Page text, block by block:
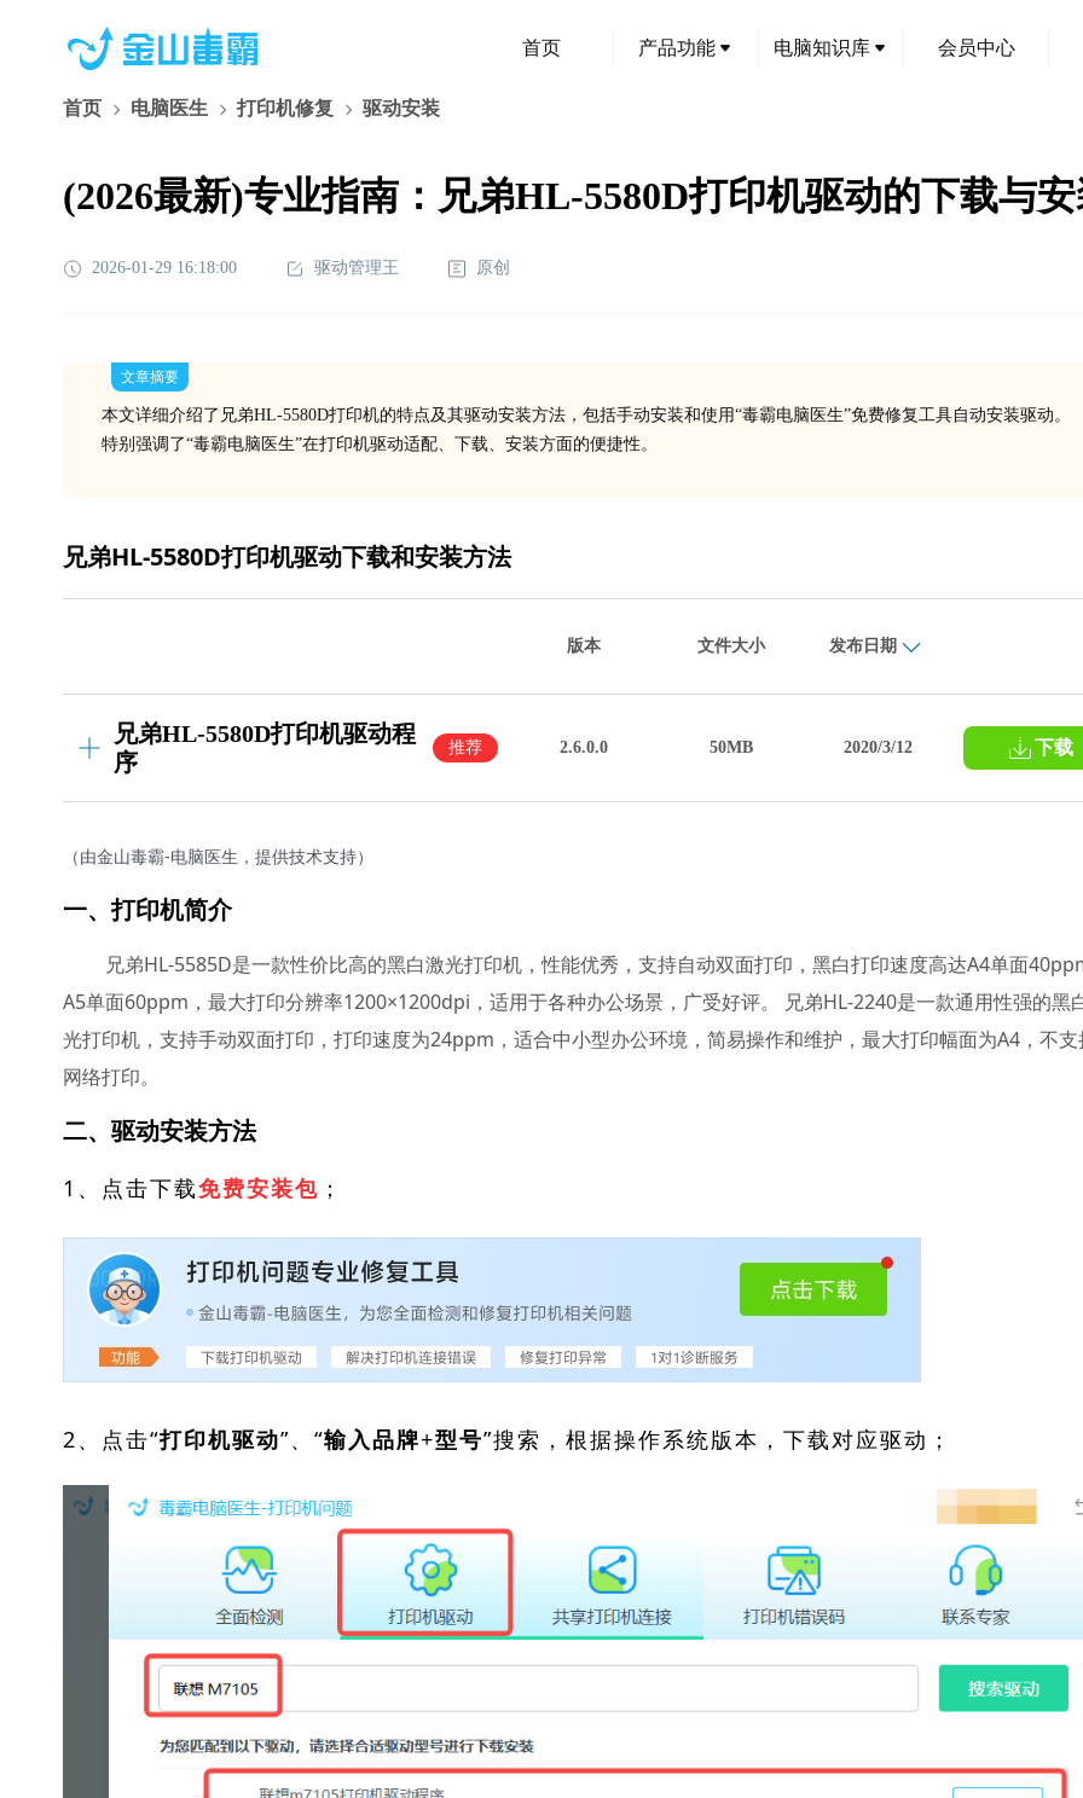
首页 产品功能 电脑知识库 会员中心
首页 电脑医生 打印机修复 驱动安装
(2026最新)专业指南：兄弟HL-5580D打印机驱动的下载与
2026-01-29 16:18:00 驱动管理王 原创
文章摘要
本文详细介绍了兄弟HL-5580D打印机的特点及其驱动安装方法，包括手动安装和使用“毒霸电脑医生”免费修复工具自动安装驱动。
特别强调了“毒霸电脑医生”在打印机驱动适配、下载、安装方面的便捷性。
兄弟HL-5580D打印机驱动下载和安装方法
版本 文件大小 发布日期
兄弟HL-5580D打印机驱动程
序
推荐 2.6.0.0 50MB 2020/3/12 下载
（由金山毒霸-电脑医生，提供技术支持）
一、打印机简介
兄弟HL-5585D是一款性价比高的黑白激光打印机，性能优秀，支持自动双面打印，黑白打印速度高达A4单面
A5单面60ppm，最大打印分辨率1200×1200dpi，适用于各种办公场景，广受好评。 兄弟HL-2240是一款通用性强的黑
光打印机，支持手动双面打印，打印速度为24ppm，适合中小型办公环境，简易操作和维护，最大打印幅面为A4，不支
网络打印。
二、驱动安装方法
1、点击下载免费安装包 ；
2、点击“打印机驱动”、“输入品牌+型号”搜索，根据操作系统版本，下载对应驱动；